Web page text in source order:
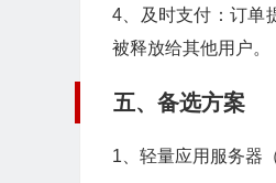
4、及时支付：订单
被释放给其他用户。
五、备选方案
1、轻量应用服务器